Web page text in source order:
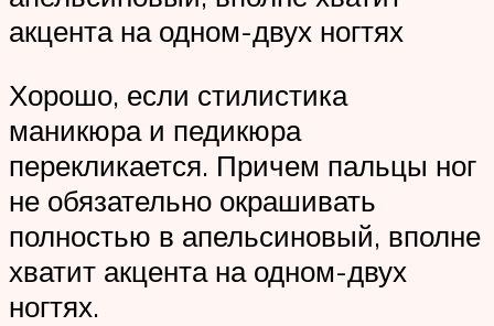
акцента на одном-двух ногтях
Хорошо, если стилистика
маникюра и педикюра
перекликается. Причем пальцы ног
не обязательно окрашивать
полностью в апельсиновый, вполне
хватит акцента на одном-двух
ногтях.